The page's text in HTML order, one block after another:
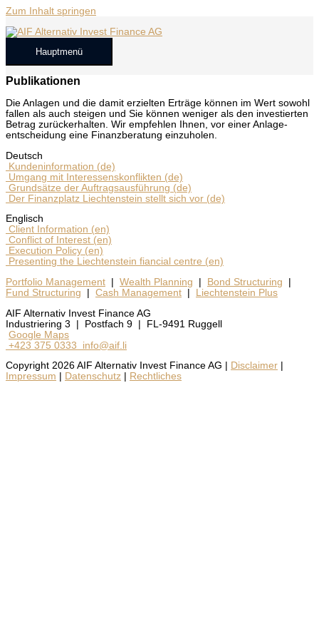
Zum Inhalt springen
Hauptmenü
Publikationen
Die Anla­gen und die damit erziel­ten Erträ­ge kön­nen im Wert sowohl
fal­len als auch stei­gen und Sie kön­nen weni­ger als den inves­tier­ten
Betrag zurück­er­hal­ten. Wir emp­feh­len Ihnen, vor einer Anlage­
entscheidung eine Finanz­be­ra­tung einzu­holen.
Deutsch
Kun­den­in­for­ma­ti­on (de)
Umgang mit Inter­es­sens­kon­flik­ten (de)
Grund­sät­ze der Auf­trags­aus­füh­rung (de)
Der Finanz­platz Liech­ten­stein stellt sich vor (de)
Eng­lisch
Cli­ent Infor­ma­ti­on (en)
Con­flict of Inte­rest (en)
Exe­cu­ti­on Poli­cy (en)
Pre­sen­ting the Liech­ten­stein fian­cial cent­re (en)
Portfolio Management
Wealth Planning Bond Structuring
Fund Structuring
Cash Management
Liechtenstein Plus
AIF Alternativ Invest Finance AG
Industriering 3 | Postfach 9 | FL-9491 Ruggell
Google Maps
+423 375 0333
info@aif.li
Copyright 2026 AIF Alternativ Invest Finance AG |
Disclaimer
Impressum
Datenschutz Rechtliches